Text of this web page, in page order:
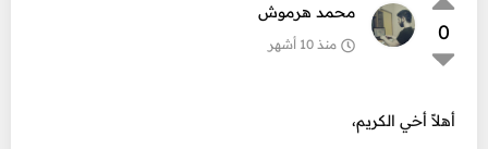
0
محمد هرموش
منذ 10 أشهر
أهلاً أخي الكريم،